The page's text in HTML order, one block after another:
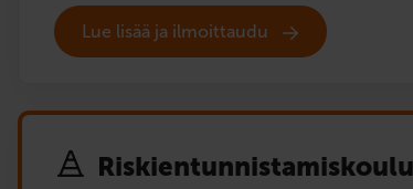
Lue lisää ja ilmoittaudu